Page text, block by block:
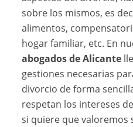
sobre los mismos, es
alimentos,
hogar familiar, etc. En
abogados de Alicante
gestiones necesarias
divorcio de forma
respetan los intereses
si quiere que valoremos